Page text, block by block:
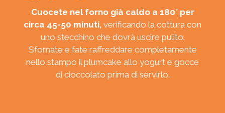
Cuocete nel forno già caldo a 180° per
circa 45-50 minuti, verificando la cottura con
uno stecchino che dovrà uscire pulito.
Sfornate e fate raffreddare completamente
nello stampo il plumcake allo yogurt e gocce
di cioccolato prima di servirlo.